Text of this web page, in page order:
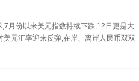
月份以来美元指数持续下跌,12日更是大
元汇率迎来反弹,在岸、离岸人民币双双